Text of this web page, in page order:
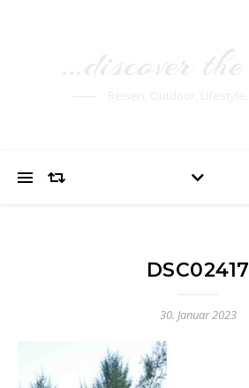
DSC02417
30. Januar 2023